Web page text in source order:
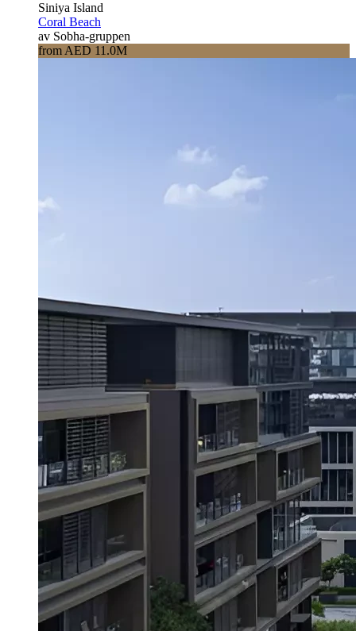
Siniya Island
Coral Beach
av Sobha-gruppen
from AED 11.0M